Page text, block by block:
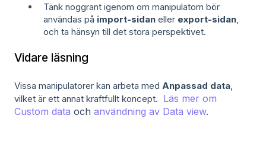
Tänk noggrant igenom om manipulatorn bör
användas på import-sidan eller export-sidan
och ta hänsyn till det stora perspektivet.
Vidare läsning
Vissa manipulatorer kan arbeta med Anpassad data,
vilket är ett annat kraftfullt koncept. Läs mer om
Custom data och användning av Data view.